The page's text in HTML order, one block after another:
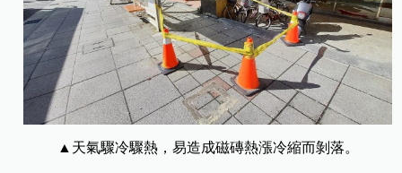
▲天氣驟冷驟熱，易造成磁磚熱漲冷縮而剝落。